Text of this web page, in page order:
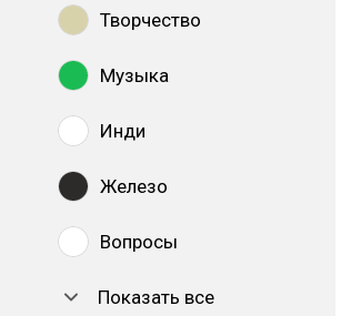
Творчество
Музыка
Инди
Железо
Вопросы
Показать все